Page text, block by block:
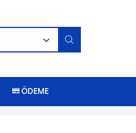
ÖDEME